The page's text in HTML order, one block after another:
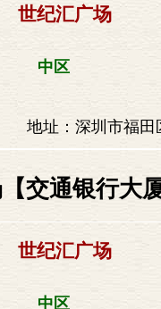
世纪汇广场
中区
地址：深圳市福田
交通银行大
世纪汇广场
中区